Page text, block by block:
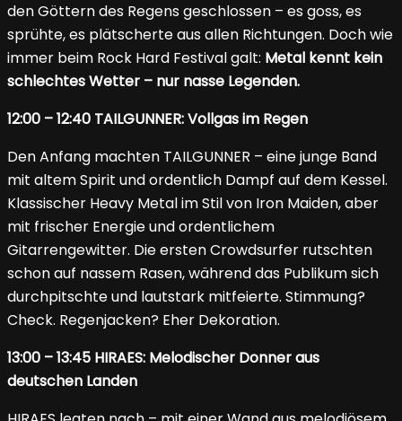
den Göttern des Regens geschlossen – es goss, es
sprühte, es plätscherte aus allen Richtungen. Doch wie
immer beim Rock Hard Festival galt: Metal kennt kein
schlechtes Wetter – nur nasse Legenden.
12:00 – 12:40 TAILGUNNER: Vollgas im Regen
Den Anfang machten TAILGUNNER – eine junge Band
mit altem Spirit und ordentlich Dampf auf dem Kessel.
Klassischer Heavy Metal im Stil von Iron Maiden, aber
mit frischer Energie und ordentlichem
Gitarrengewitter. Die ersten Crowdsurfer rutschten
schon auf nassem Rasen, während das Publikum sich
durchpitschte und lautstark mitfeierte. Stimmung?
Check. Regenjacken? Eher Dekoration.
13:00 – 13:45 HIRAES: Melodischer Donner aus
deutschen Landen